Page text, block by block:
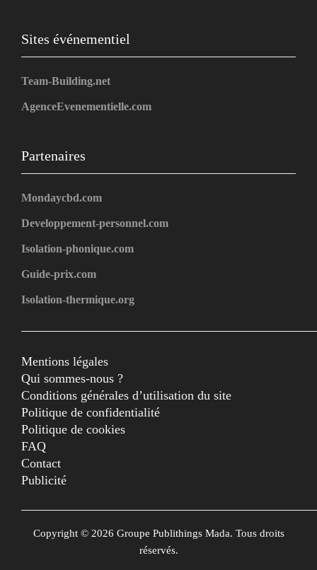
Sites événementiel
Team-Building.net
AgenceEvenementielle.com
Partenaires
Mondaycbd.com
Developpement-personnel.com
Isolation-phonique.com
Guide-prix.com
Isolation-thermique.org
Mentions légales
Qui sommes-nous ?
Conditions générales d’utilisation du site
Politique de confidentialité
Politique de cookies
FAQ
Contact
Publicité
Copyright © 2026 Groupe Publithings Mada. Tous droits
réservés.